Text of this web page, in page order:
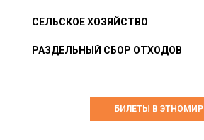
СЕЛЬСКОЕ ХОЗЯЙСТВО
РАЗДЕЛЬНЫЙ СБОР ОТХОДОВ
БИЛЕТЫ В ЭТНОМИР